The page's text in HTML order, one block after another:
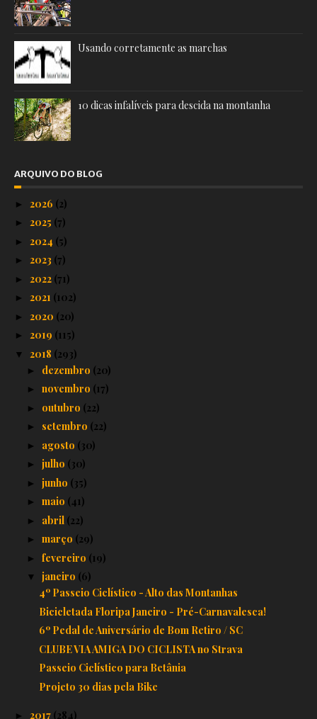
Usando corretamente as marchas
10 dicas infalíveis para descida na montanha
ARQUIVO DO BLOG
► 2026 (2)
► 2025 (7)
► 2024 (5)
► 2023 (7)
► 2022 (71)
► 2021 (102)
► 2020 (20)
► 2019 (115)
▼ 2018 (293)
► dezembro (20)
► novembro (17)
► outubro (22)
► setembro (22)
► agosto (30)
► julho (30)
► junho (35)
► maio (41)
► abril (22)
► março (29)
► fevereiro (19)
▼ janeiro (6)
4º Passeio Ciclístico - Alto das Montanhas
Bicicletada Floripa Janeiro - Pré-Carnavalesca!
6º Pedal de Aniversário de Bom Retiro / SC
CLUBE VIA AMIGA DO CICLISTA no Strava
Passeio Ciclístico para Betânia
Projeto 30 dias pela Bike
► 2017 (284)